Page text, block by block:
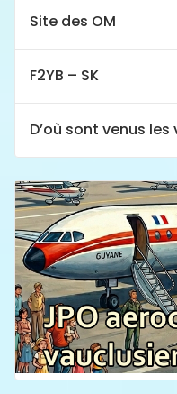
Site des OM
F2YB – SK
D’où sont venus